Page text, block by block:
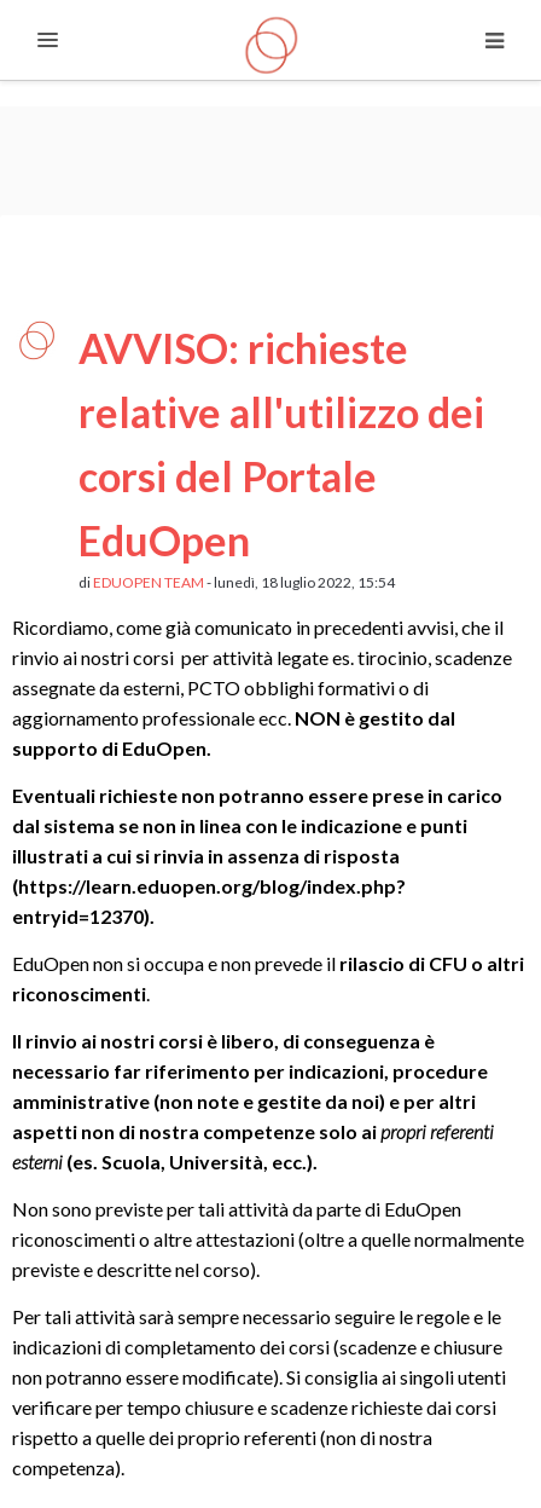
Espandi
AVVISO: richieste
relative all'utilizzo dei
corsi del Portale
EduOpen
diEDUOPEN TEAM - lunedì, 18 luglio 2022, 15:54
Ricordiamo, come già comunicato in precedenti avvisi, che il
rinvio ai nostri corsi per attività legate es. tirocinio, scadenze
assegnate da esterni, PCTO obblighi formativi o di
aggiornamento professionale ecc. NON è gestito dal
supporto di EduOpen.
Eventuali richieste non potranno essere prese in carico
dal sistema se non in linea con le indicazione e punti
illustrati a cui si rinvia in assenza di risposta
(https://learn.eduopen.org/blog/index.php?
entryid=12370).
EduOpen non si occupa e non prevede il rilascio di CFU o altri
riconoscimenti.
Il rinvio ai nostri corsi è libero, di conseguenza è
necessario far riferimento per indicazioni, procedure
amministrative (non note e gestite da noi) e per altri
aspetti non di nostra competenze solo aipropri referenti
esterni (es. Scuola, Università, ecc.).
Non sono previste per tali attività da parte di EduOpen
riconoscimenti o altre attestazioni (oltre a quelle normalmente
previste e descritte nel corso).
Per tali attività sarà sempre necessario seguire le regole e le
indicazioni di completamento dei corsi (scadenze e chiusure
non potranno essere modificate). Si consiglia ai singoli utenti
verificare per tempo chiusure e scadenze richieste dai corsi
rispetto a quelle dei proprio referenti (non di nostra
competenza).